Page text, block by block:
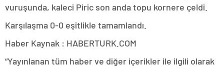
vuruşunda, kaleci Piric son anda topu kornere çeldi.
Karşılaşma 0-0 eşitlikle tamamlandı.
Haber Kaynak : HABERTURK.COM
“Yayınlanan tüm haber ve diğer içerikler ile ilgili olarak